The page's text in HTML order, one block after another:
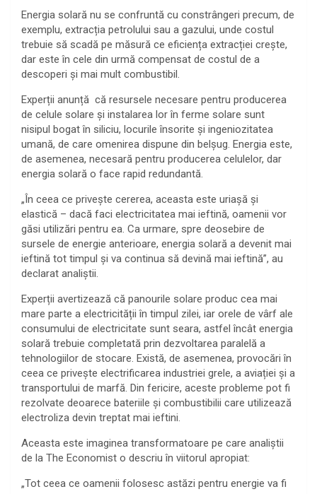
Energia solară nu se confruntă cu constrângeri precum, de
exemplu, extracția petrolului sau a gazului, unde costul
trebuie să scadă pe măsură ce eficiența extracției crește,
dar este în cele din urmă compensat de costul de a
descoperi și mai mult combustibil.
Experții anunță că resursele necesare pentru producerea
de celule solare și instalarea lor în ferme solare sunt
nisipul bogat în siliciu, locurile însorite și ingeniozitatea
umană, de care omenirea dispune din belșug. Energia este,
de asemenea, necesară pentru producerea celulelor, dar
energia solară o face rapid redundantă.
„În ceea ce privește cererea, aceasta este uriașă și
elastică – dacă faci electricitatea mai ieftină, oamenii vor
găsi utilizări pentru ea. Ca urmare, spre deosebire de
sursele de energie anterioare, energia solară a devenit mai
ieftină tot timpul și va continua să devină mai ieftină”, au
declarat analiștii.
Experții avertizează că panourile solare produc cea mai
mare parte a electricității în timpul zilei, iar orele de vârf ale
consumului de electricitate sunt seara, astfel încât energia
solară trebuie completată prin dezvoltarea paralelă a
tehnologiilor de stocare. Există, de asemenea, provocări în
ceea ce privește electrificarea industriei grele, a aviației și a
transportului de marfă. Din fericire, aceste probleme pot fi
rezolvate deoarece bateriile și combustibilii care utilizează
electroliza devin treptat mai ieftini.
Aceasta este imaginea transformatoare pe care analiștii
de la The Economist o descriu în viitorul apropiat:
„Tot ceea ce oamenii folosesc astăzi pentru energie va fi